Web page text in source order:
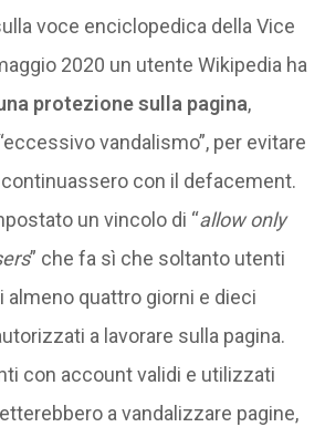
voce enciclopedica della Vice
2020 un utente Wikipedia ha
protezione sulla pagina,
vandalismo”, per evitare
con il defacement.
un vincolo di “allow only
” che fa sì che soltanto utenti
almeno quattro giorni e dieci
a lavorare sulla pagina.
con account validi e utilizzati
a vandalizzare pagine,